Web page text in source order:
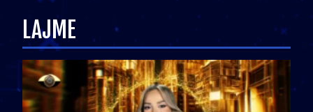
LAJME